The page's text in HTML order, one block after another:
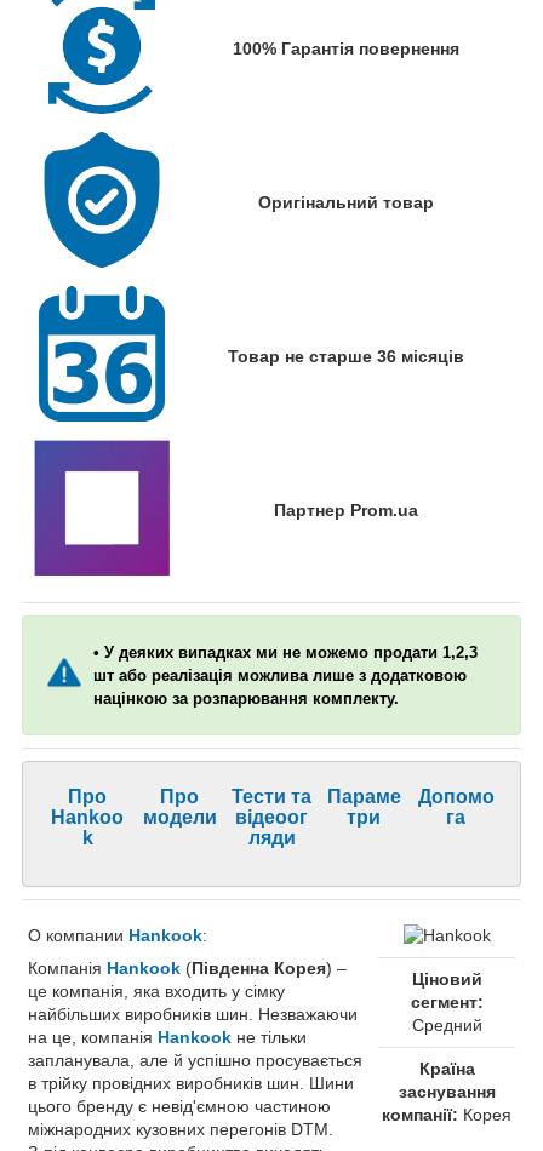
100% Гарантія повернення
Оригінальний товар
Товар не старше 36 місяців
Партнер Prom.ua
• У деяких випадках ми не можемо продати 1,2,3
шт або реалізація можлива лише з додатковою
націнкою за розпарювання комплекту.
Про
Hankoo
k
Про
модели
Тести та
відеоог
ляди
Параме
три
Допомо
га
О компании Hankook:
Компанія Hankook (Південна Корея) –
це компанія, яка входить у сімку
найбільших виробників шин. Незважаючи
на це, компанія Hankook не тільки
запланувала, але й успішно просувається
в трійку провідних виробників шин. Шини
цього бренду є невід'ємною частиною
міжнародних кузовних перегонів DTM.
Ціновий
сегмент:
Средний
Країна
заснування
компанії: Корея